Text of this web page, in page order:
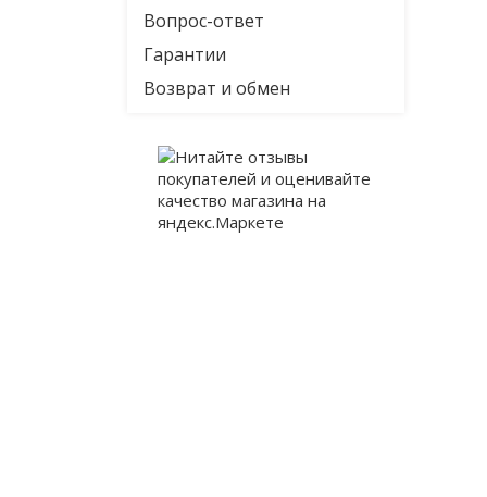
Вопрос-ответ
Гарантии
Возврат и обмен